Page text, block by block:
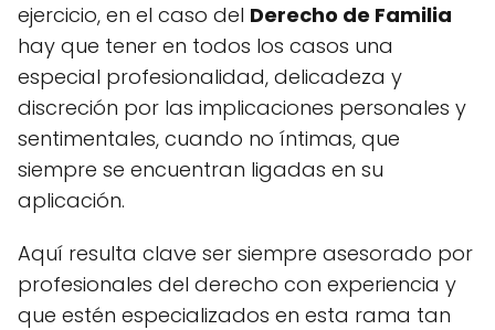
ejercicio, en el caso del Derecho de Familia
hay que tener en todos los casos una
especial profesionalidad, delicadeza y
discreción por las implicaciones personales y
sentimentales, cuando no íntimas, que
siempre se encuentran ligadas en su
aplicación.
Aquí resulta clave ser siempre asesorado por
profesionales del derecho con experiencia y
que estén especializados en esta rama tan